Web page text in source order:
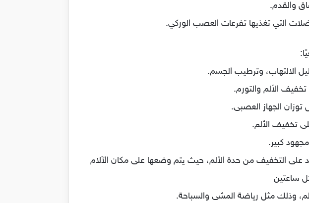
على التخفيف من حدة الألم، حيث يتم وضعها على مكان الآلام